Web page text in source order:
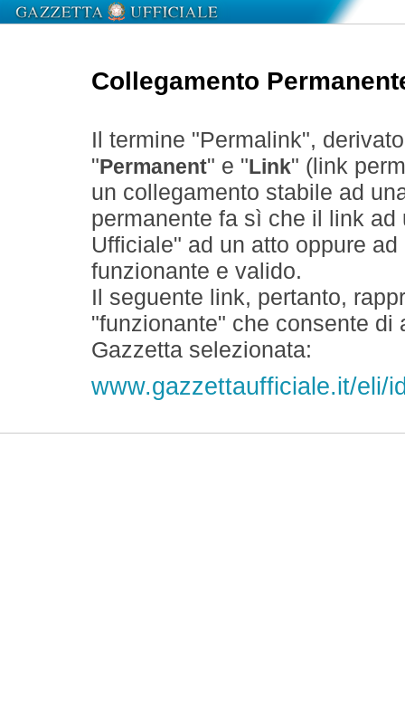
Collegamento
Il termine "Permalink",
" Permanent" e " Link" (link
un collegamento stabile ad
permanente fa sì che il link
Ufficiale" ad un atto oppure
funzionante e valido.
Il seguente link, pertanto,
"funzionante" che consente
Gazzetta selezionata:
www.gazzettaufficiale.it/eli/